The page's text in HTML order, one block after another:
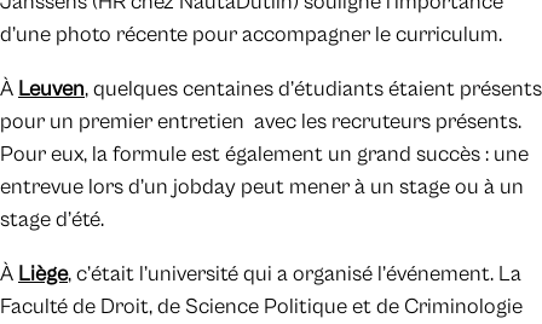
d’une photo récente pour accompagner le curriculum.
À Leuven, quelques centaines d’étudiants étaient présents
pour un premier entretien avec les recruteurs présents.
Pour eux, la formule est également un grand succès : une
entrevue lors d’un jobday peut mener à un stage ou à un
stage d’été.
À Liège, c’était l’université qui a organisé l’événement. La
Faculté de Droit, de Science Politique et de Criminologie